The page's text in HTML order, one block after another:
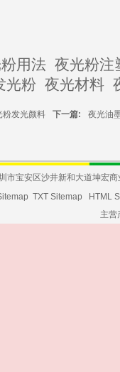
用法 夜光粉注
光粉 夜光材料
粉发光颜料 下一篇: 夜光油
市宝安区沙井新和大道坤
TXT Sitemap
HTML
主营